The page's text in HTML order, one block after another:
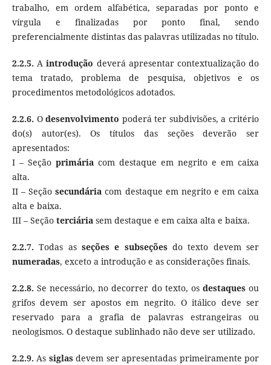
trabalho, em ordem alfabética, separadas por ponto e
vírgula e finalizadas por ponto final, sendo
preferencialmente distintas das palavras utilizadas no título.
2.2.5. Aintrodução deverá apresentar contextualização do
tema tratado, problema de pesquisa, objetivos e os
procedimentos metodológicos adotados.
2.2.6. Odesenvolvimento poderá ter subdivisões, a critério
do(s) autor(es). Os títulos das seções deverão ser
apresentados:
I – Seção primária com destaque em negrito e em caixa
alta.
II – Seçãosecundária com destaque em negrito e em caixa
alta e baixa.
III – Seção terciáriasem destaque e em caixa alta e baixa.
2.2.7. Todas as seções e subseçõesdo texto devem ser
numeradas, exceto a introdução e as considerações finais.
2.2.8. Se necessário, no decorrer do texto, os destaquesou
grifos devem ser apostos em negrito. O itálico deve ser
reservado para a grafia de palavras estrangeiras ou
neologismos. O destaque sublinhado não deve ser utilizado.
2.2.9. As siglasdevem ser apresentadas primeiramente por